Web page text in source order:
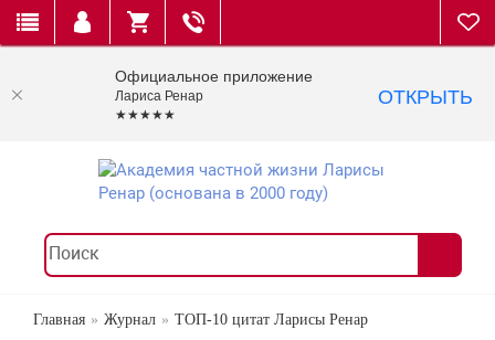
Главная Журнал ТОП-10 цитат Ларисы Ренар
Официальное приложение
Лариса Ренар
★★★★★
ОТКРЫТЬ